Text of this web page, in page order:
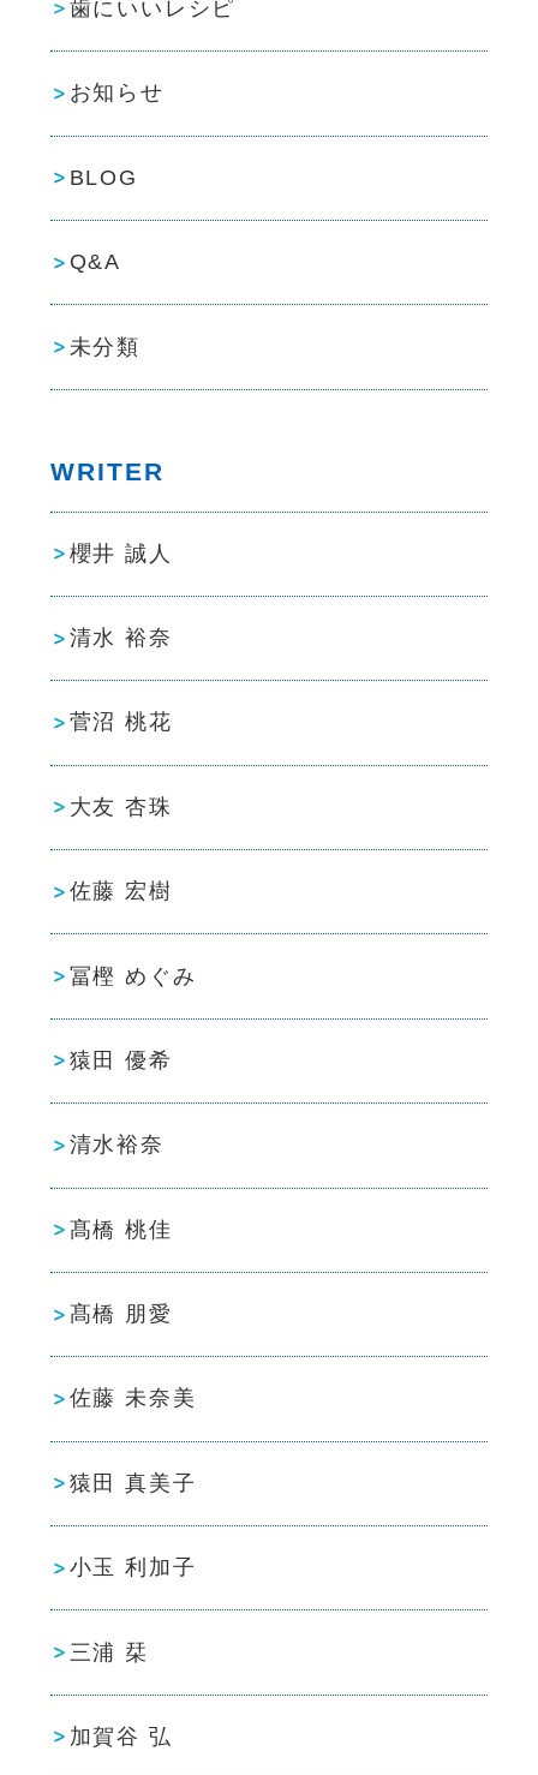
歯にいいレシピ
お知らせ
BLOG
Q&A
未分類
WRITER
櫻井 誠人
清水 裕奈
菅沼 桃花
大友 杏珠
佐藤 宏樹
冨樫 めぐみ
猿田 優希
清水裕奈
髙橋 桃佳
髙橋 朋愛
佐藤 未奈美
猿田 真美子
小玉 利加子
三浦 栞
加賀谷 弘